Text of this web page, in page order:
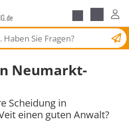
Scheidungsantrag
Neumarkt-
Scheidung in
einen guten Anwalt?